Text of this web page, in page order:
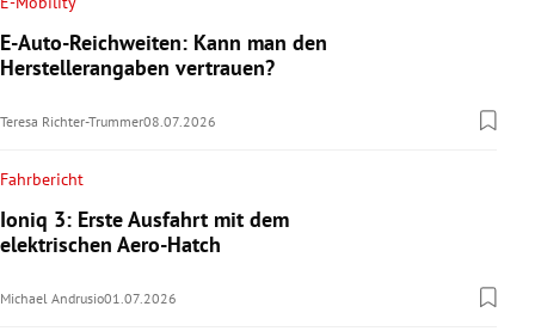
E-Auto-Reichweiten: Kann man den
Herstellerangaben vertrauen?
Teresa Richter-Trummer08.07.2026
Fahrbericht
Ioniq 3: Erste Ausfahrt mit dem
elektrischen Aero-Hatch
Michael Andrusio01.07.2026